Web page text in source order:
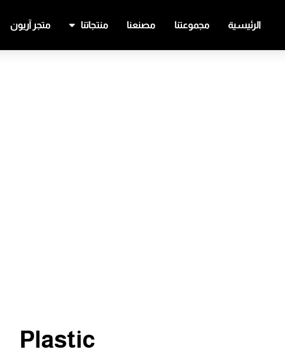
الرئيسية مجموعتنا مصنعنا منتجاتنا متجر آريون
Plastic